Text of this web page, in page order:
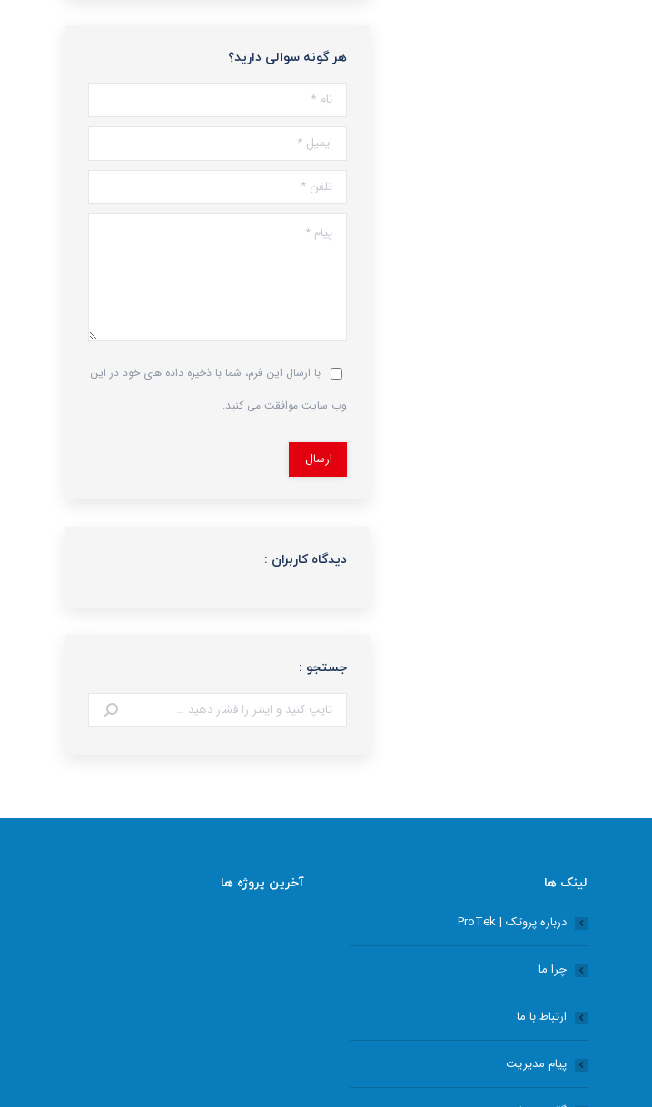
هر گونه سوالی دارید؟
نام *
ایمیل *
تلفن *
پیام *
با ارسال این فرم، شما با ذخیره داده های خود در این
وب سایت موافقت می کنید.
ارسال
دیدگاه کاربران :
جستجو :
جستجو:
لینک ها
درباره پروتک | ProTek
چرا ما
ارتباط با ما
پیام مدیریت
آخرین پروژه ها